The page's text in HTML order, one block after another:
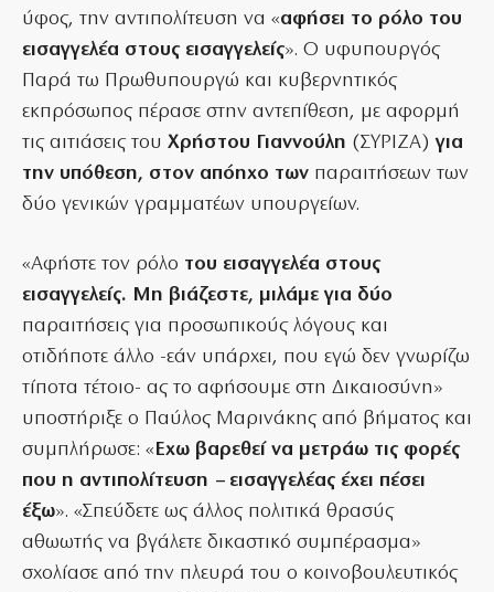
ύφος, την αντιπολίτευση να «αφήσει το ρόλο του
εισαγγελέα στους εισαγγελείς». Ο υφυπουργός
Παρά τω Πρωθυπουργώ και κυβερνητικός
εκπρόσωπος πέρασε στην αντεπίθεση, με αφορμή
τις αιτιάσεις του Χρήστου Γιαννούλη (ΣΥΡΙΖΑ)για
την υπόθεση, στον απόηχο των παραιτήσεων των
δύο γενικών γραμματέων υπουργείων.
«Αφήστε τον ρόλο του εισαγγελέα στους
εισαγγελείς. Μη βιάζεστε, μιλάμε για δύο
παραιτήσεις για προσωπικούς λόγους και
οτιδήποτε άλλο -εάν υπάρχει, που εγώ δεν γνωρίζω
τίποτα τέτοιο- ας το αφήσουμε στη Δικαιοσύνη»
υποστήριξε ο Παύλος Μαρινάκης από βήματος και
συμπλήρωσε: « Εχω βαρεθεί να μετράω τις φορές
που η αντιπολίτευση – εισαγγελέας έχει πέσει
έξω». «Σπεύδετε ως άλλος πολιτικά θρασύς
αθωωτής να βγάλετε δικαστικό συμπέρασμα»
σχολίασε από την πλευρά του ο κοινοβουλευτικός